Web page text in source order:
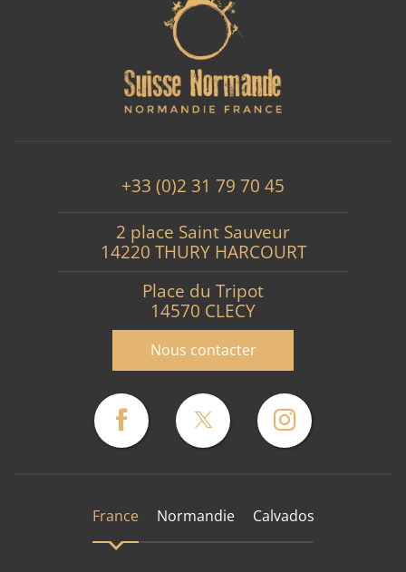
+33 (0)2 31 79 70 45
2 place Saint Sauveur
14220 THURY HARCOURT
Place du Tripot
14570 CLECY
Nous contacter
France Normandie Calvados